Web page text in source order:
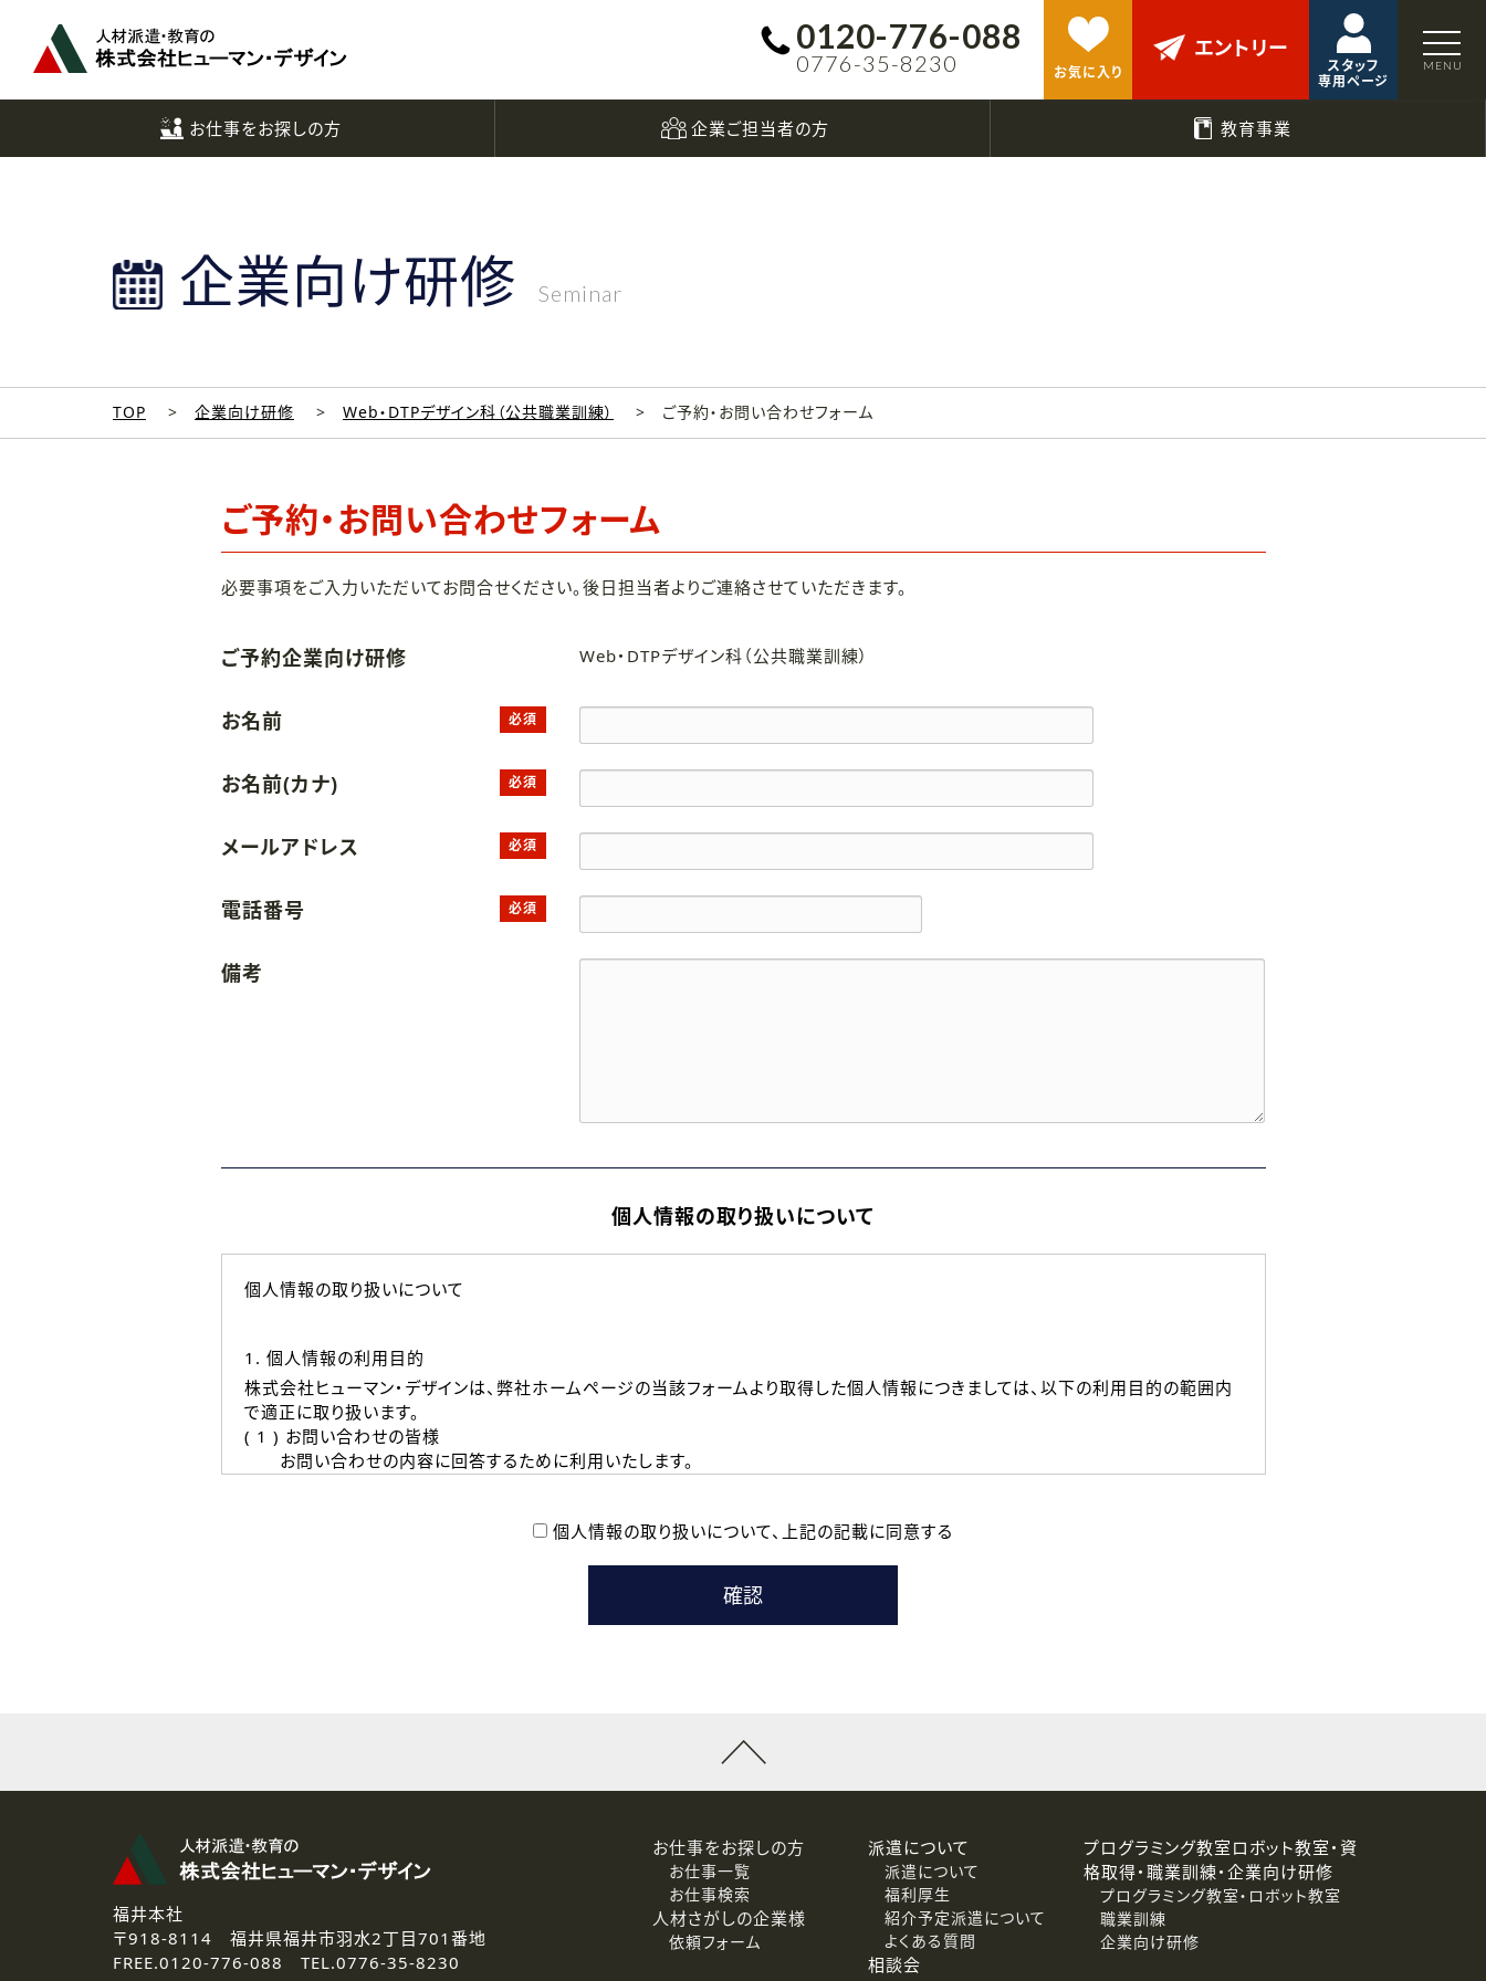
0120-776-088
0776-35-8230 お気に入り
エントリー
スタッフ
専用ページ
お仕事をお探しの方 企業ご担当者の方 教育事業
企業向け研修 Seminar
TOP 企業向け研修 Web・DTPデザイン科（公共職業訓練） ご予約・お問い合わせフォーム
ご予約・お問い合わせフォーム
必要事項をご入力いただいてお問合せください。後日担当者よりご連絡させていただきます。
ご予約企業向け研修 Web・DTPデザイン科（公共職業訓練）
お名前 必須
お名前(カナ) 必須
メールアドレス 必須
電話番号 必須
備考
個人情報の取り扱いについて
個人情報の取り扱いについて
1. 個人情報の利用目的
株式会社ヒューマン・デザインは、弊社ホームページの当該フォームより取得した個人情報につきましては、以下の利用目的の範囲内
で適正に取り扱います。
( 1 ) お問い合わせの皆様
お問い合わせの内容に回答するために利用いたします。
本登録に関するご連絡および本登録時の参考情報として利用いたします。
なお、ご連絡手段は、電話・Ｅメールのいずれかの方法といたします。
3.個人情報の取り扱いの委託
弊社の定める個人情報保護の評価基準を満たした委託先に、個人情報を委託する場合があります。
4.個人情報の開示等について
ご提供いただいた個人情報の開示等（利用目的の通知、開示、訂正、追加または削除、利用の停止、消去および第三者への提供停止）
個人情報の取り扱いについて、 上記の記載に同意する
へ
福井本社
〒918-8114 福井県福井市羽水2丁目701番地
FREE.0120-776-088 TEL.0776-35-8230
お仕事をお探しの方
お仕事一覧
お仕事検索
人材さがしの企業様
依頼フォーム
派遣について
派遣について
福利厚生
紹介予定派遣について
よくある質問
相談会
プログラミング教室ロボット教室・資
格取得・職業訓練・企業向け研修
プログラミング教室・ロボット教室
職業訓練
企業向け研修